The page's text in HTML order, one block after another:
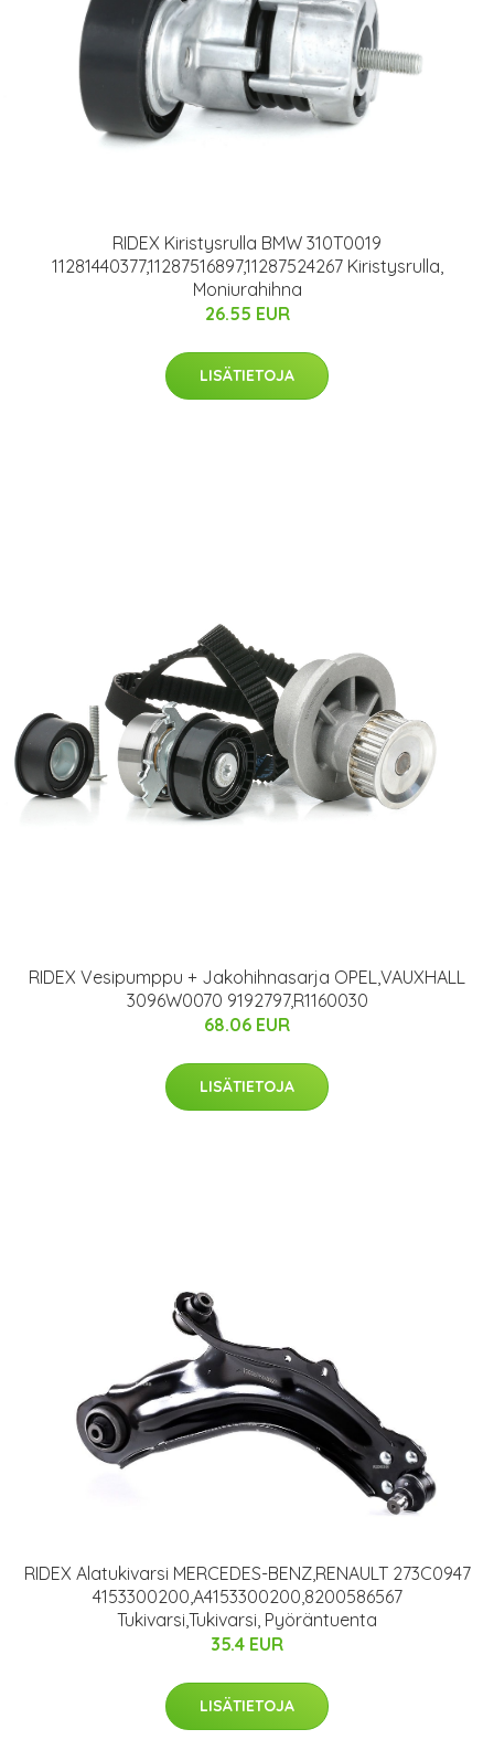
RIDEX Kiristysrulla BMW 310T0019
11281440377,11287516897,11287524267 Kiristysrulla,
Moniurahihna
26.55 EUR
LISÄTIETOJA
RIDEX Vesipumppu + Jakohihnasarja OPEL,VAUXHALL
3096W0070 9192797,R1160030
68.06 EUR
LISÄTIETOJA
RIDEX Alatukivarsi MERCEDES-BENZ,RENAULT 273C0947
4153300200,A4153300200,8200586567
Tukivarsi,Tukivarsi, Pyöräntuenta
35.4 EUR
LISÄTIETOJA